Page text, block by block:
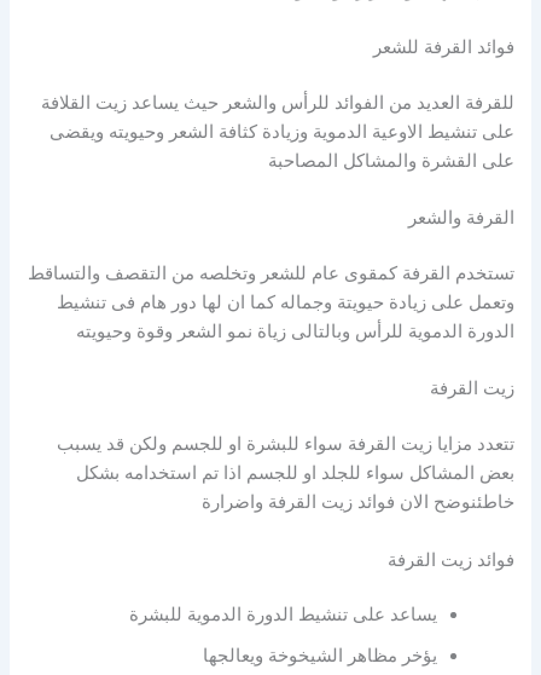
فوائد القرفة للشعر
للقرفة العديد من الفوائد للرأس والشعر حيث يساعد زيت القلافة
على تنشيط الاوعية الدموية وزيادة كثافة الشعر وحيويته ويقضى
على القشرة والمشاكل المصاحبة
القرفة والشعر
تستخدم القرفة كمقوى عام للشعر وتخلصه من التقصف والتساقط
وتعمل على زيادة حيويتة وجماله كما ان لها دور هام فى تنشيط
الدورة الدموية للرأس وبالتالى زياة نمو الشعر وقوة وحيويته
زيت القرفة
تتعدد مزايا زيت القرفة سواء للبشرة او للجسم ولكن قد يسبب
بعض المشاكل سواء للجلد او للجسم اذا تم استخدامه بشكل
خاطئنوضح الان فوائد زيت القرفة واضرارة
فوائد زيت القرفة
يساعد على تنشيط الدورة الدموية للبشرة
يؤخر مظاهر الشيخوخة ويعالجها